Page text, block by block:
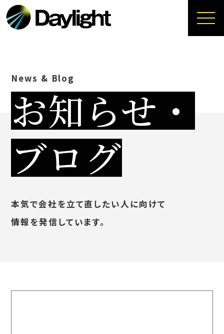
News & Blog
お知らせ・
ブログ
本気で会社を立て直したい人に向けて
情報を発信しています。